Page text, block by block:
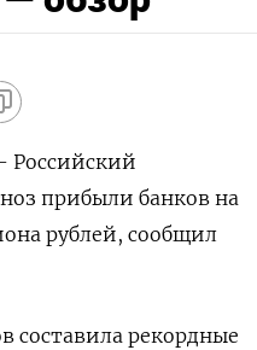
Российский
прибыли банков на
рублей, сообщил
составила рекордные